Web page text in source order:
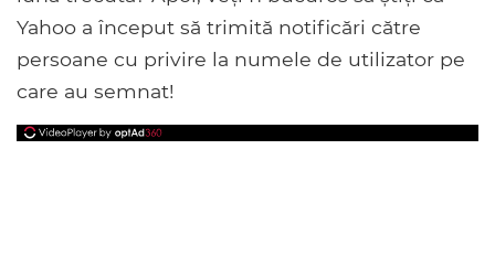
Yahoo a început să trimită notificări către
persoane cu privire la numele de utilizator pe
care au semnat!